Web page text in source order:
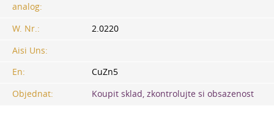
analog:
W. Nr.:
2.0220
Aisi Uns:
En:
CuZn5
Objednat:
Koupit sklad, zkontrolujte si obsazenost